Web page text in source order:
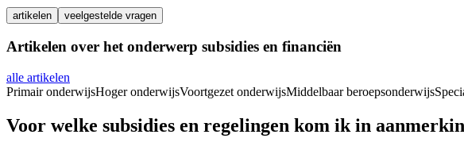
artikelen veelgestelde vragen
Artikelen over het onderwerp subsidies en financiën
alle artikelen
Primair onderwijsHoger onderwijsVoortgezet onderwijsMiddelbaar beroepsonderwijs
Voor welke subsidies en regelingen kom ik in